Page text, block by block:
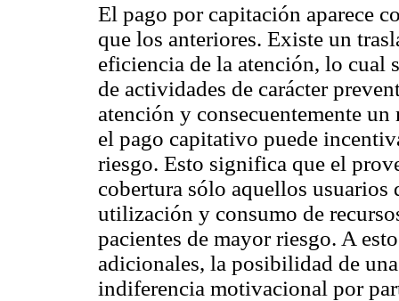
El pago por capitación aparece
que los anteriores. Existe un
eficiencia de la atención, lo cual
de actividades de carácter
atención y consecuentemente
el pago capitativo puede
riesgo. Esto significa que el
cobertura sólo aquellos
utilización y consumo de
pacientes de mayor riesgo. A
adicionales, la posibilidad de
indiferencia motivacional por